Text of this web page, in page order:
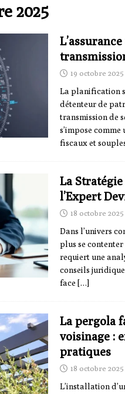
2025
19 octobre 2025
La planification
détenteur de
transmission de
s’impose
fiscaux et
La
l’Expert
18 octobre 2025
Dans l’univers
plus se contenter
requiert une
conseils
face […]
La pergola
voisinage :
pratiques
18 octobre 2025
L’installation